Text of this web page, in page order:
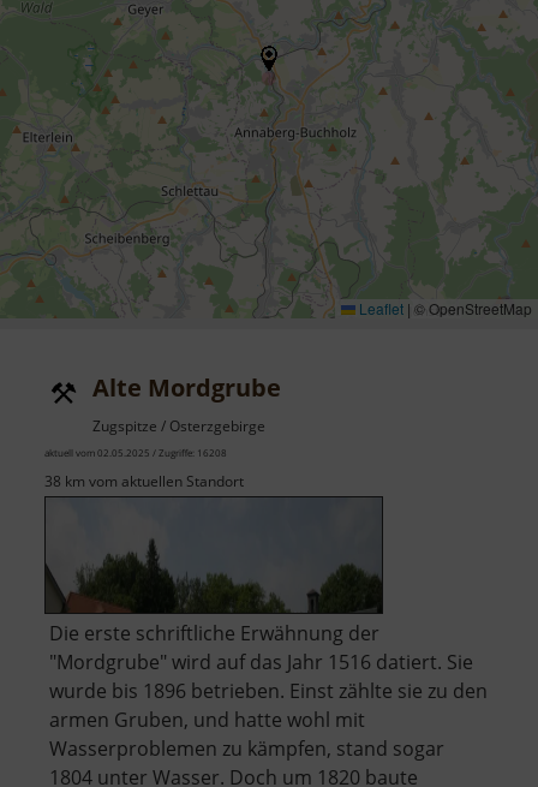
Leaflet | © OpenStreetMap
Alte Mordgrube
Zugspitze / Osterzgebirge
aktuell vom 02.05.2025 / Zugriffe: 16208
38 km vom aktuellen Standort
Die erste schriftliche Erwähnung der
"Mordgrube" wird auf das Jahr 1516 datiert. Sie
wurde bis 1896 betrieben. Einst zählte sie zu den
armen Gruben, und hatte wohl mit
Wasserproblemen zu kämpfen, stand sogar
1804 unter Wasser. Doch um 1820 baute